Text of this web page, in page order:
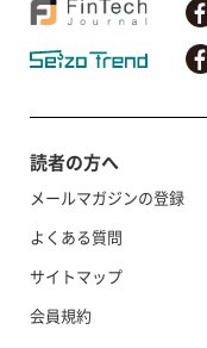
読者の方へ
メールマガジンの登録
よくある質問
サイトマップ
会員規約